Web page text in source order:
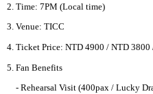
2. Time: 7PM (Local time)
3. Venue: TICC
4. Ticket Price: NTD 4900 / NTD 3800
5. Fan Benefits
- Rehearsal Visit (400pax / Lucky